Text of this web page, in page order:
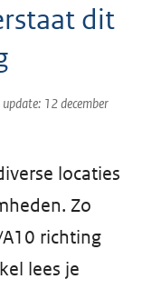
dit
12 december
locaties
Zo
richting
lees je